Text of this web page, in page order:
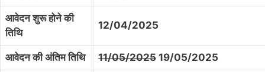
आवेदन शुरू होने की
तिथि
12/04/2025
आवेदन की अंतिम तिथि 11/05/2025 19/05/2025